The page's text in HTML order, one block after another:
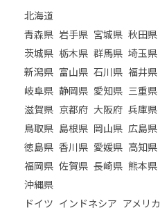
北海道
青森県 岩手県 宮城県 秋田県
茨城県 栃木県 群馬県 埼玉県
新潟県 富山県 石川県 福井県
岐阜県 静岡県 愛知県 三重県
滋賀県 京都府 大阪府 兵庫県
鳥取県 島根県 岡山県 広島県
徳島県 香川県 愛媛県 高知県
福岡県 佐賀県 長崎県 熊本県
沖縄県
ドイツ インドネシア アメリカ